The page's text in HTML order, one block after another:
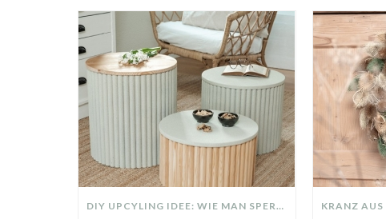
DIY UPCYLING IDEE: WIE MAN SPERRMÜLL IN EIN DESIGNER TEIL VERWANDELT